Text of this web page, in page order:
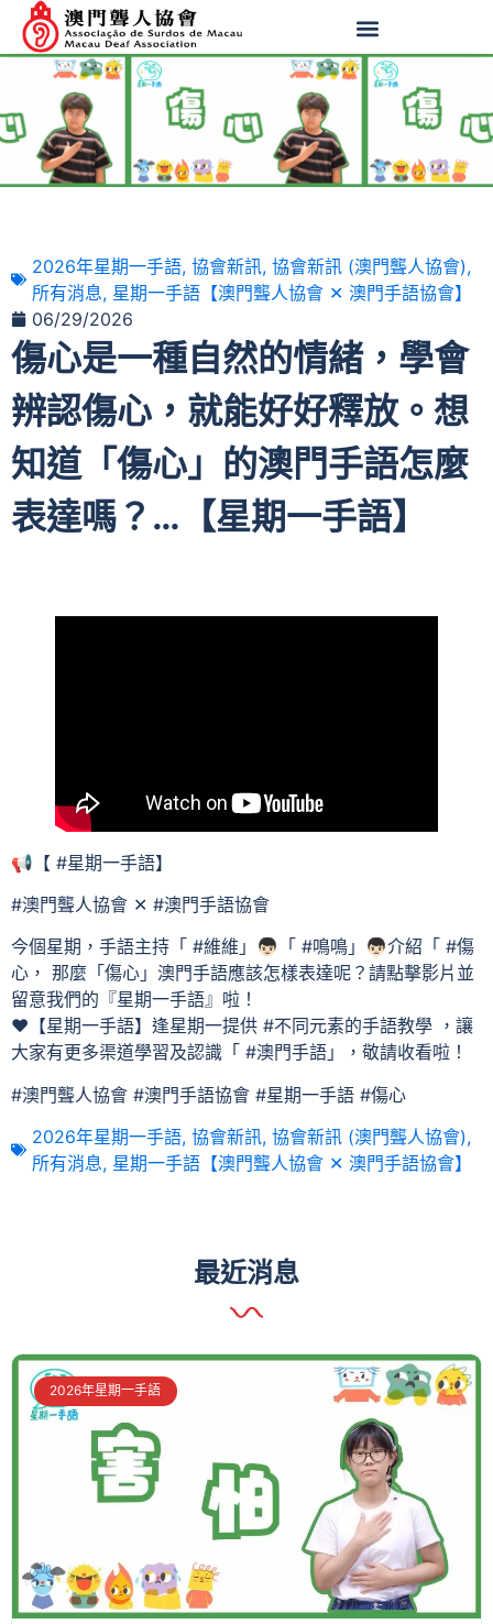
2026年星期一手語, 協會新訊, 協會新訊 (澳門聾人協會),
所有消息, 星期一手語【澳門聾人協會 ✕ 澳門手語協會】
06/29/2026
傷心是一種自然的情緒，學會
辨認傷心，就能好好釋放。想
知道「傷心」的澳門手語怎麼
表達嗎？…【星期一手語】
📢【 #星期一手語】
#澳門聾人協會 ✕ #澳門手語協會
今個星期，手語主持「 #維維」👦🏻「 #鳴鳴」👦🏻介紹「 #傷
心， 那麼「傷心」澳門手語應該怎樣表達呢？請點擊影片並
留意我們的『星期一手語』啦！
❤️【星期一手語】逢星期一提供 #不同元素的手語教學 ，讓
大家有更多渠道學習及認識「 #澳門手語」，敬請收看啦！
#澳門聾人協會 #澳門手語協會 #星期一手語 #傷心
2026年星期一手語, 協會新訊, 協會新訊 (澳門聾人協會),
所有消息, 星期一手語【澳門聾人協會 ✕ 澳門手語協會】
最近消息
2026年星期一手語